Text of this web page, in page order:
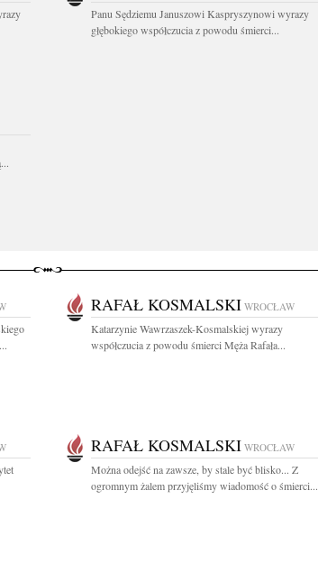
Panu Sędziemu Januszowi Kaspryszynowi wyrazy
głębokiego współczucia z powodu śmierci...
RAFAŁ KOSMALSKI WROCŁAW
Katarzynie Wawrzaszek-Kosmalskiej wyrazy
współczucia z powodu śmierci Męża Rafała...
RAFAŁ KOSMALSKI WROCŁAW
Można odejść na zawsze, by stale być blisko... Z
ogromnym żalem przyjęliśmy wiadomość o śmierci...